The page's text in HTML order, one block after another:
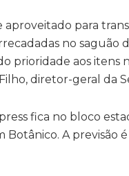
para
no saguão
prioridade aos itens
diretor-geral da
fica no bloco
Botânico. A